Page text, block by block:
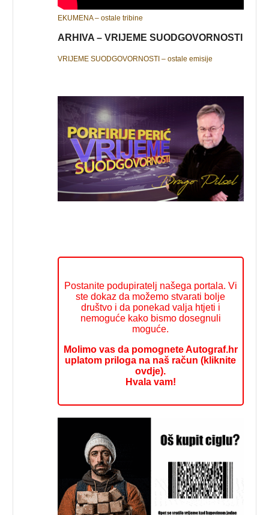
EKUMENA – ostale tribine
ARHIVA – VRIJEME SUODGOVORNOSTI
VRIJEME SUODGOVORNOSTI – ostale emisije
Postanite podupiratelj našega portala. Vi
ste dokaz da možemo stvarati bolje
društvo i da ponekad valja htjeti i
nemoguće kako bismo dosegnuli
moguće.
Molimo vas da pomognete Autograf.hr
uplatom priloga na naš račun (kliknite
ovdje).
Hvala vam!